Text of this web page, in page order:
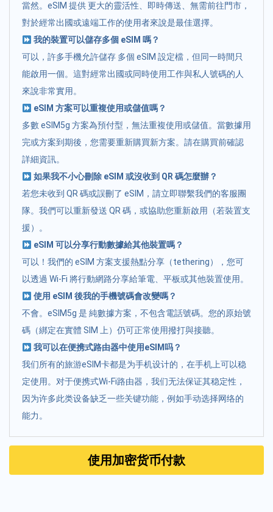
當然。eSIM 提供 更大的靈活性、即時傳送、無需前往門市，
對於經常出國或遠端工作的使用者來說是最佳選擇。
我的裝置可以儲存多個 eSIM 嗎？
可以，許多手機允許儲存 多個 eSIM 設定檔，但同一時間只
能啟用一個。這對經常出國或同時使用工作與私人號碼的人
來說非常實用。
eSIM 方案可以重複使用或儲值嗎？
多數 eSIM5g 方案為預付型，無法重複使用或儲值。當數據用
完或方案到期後，您需要重新購買新方案。請在購買前確認
詳細資訊。
如果我不小心刪除 eSIM 或沒收到 QR 碼怎麼辦？
若您未收到 QR 碼或誤刪了 eSIM，請立即聯繫我們的客服團
隊。我們可以重新發送 QR 碼，或協助您重新啟用（若裝置支
援）。
eSIM 可以分享行動數據給其他裝置嗎？
可以！我們的 eSIM 方案支援熱點分享（tethering），您可
以透過 Wi-Fi 將行動網路分享給筆電、平板或其他裝置使用。
使用 eSIM 後我的手機號碼會改變嗎？
不會。eSIM5g 是 純數據方案，不包含電話號碼。您的原始號
碼（綁定在實體 SIM 上）仍可正常使用撥打與接聽。
我可以在便携式路由器中使用eSIM吗？
我们所有的旅游eSIM卡都是为手机设计的，在手机上可以稳
定使用。对于便携式Wi-Fi路由器，我们无法保证其稳定性，
因为许多此类设备缺乏一些关键功能，例如手动选择网络的
能力。
使用加密货币付款